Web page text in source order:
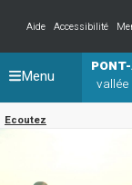
Aide
Accessibilité
vallée
Ecoutez
Menu